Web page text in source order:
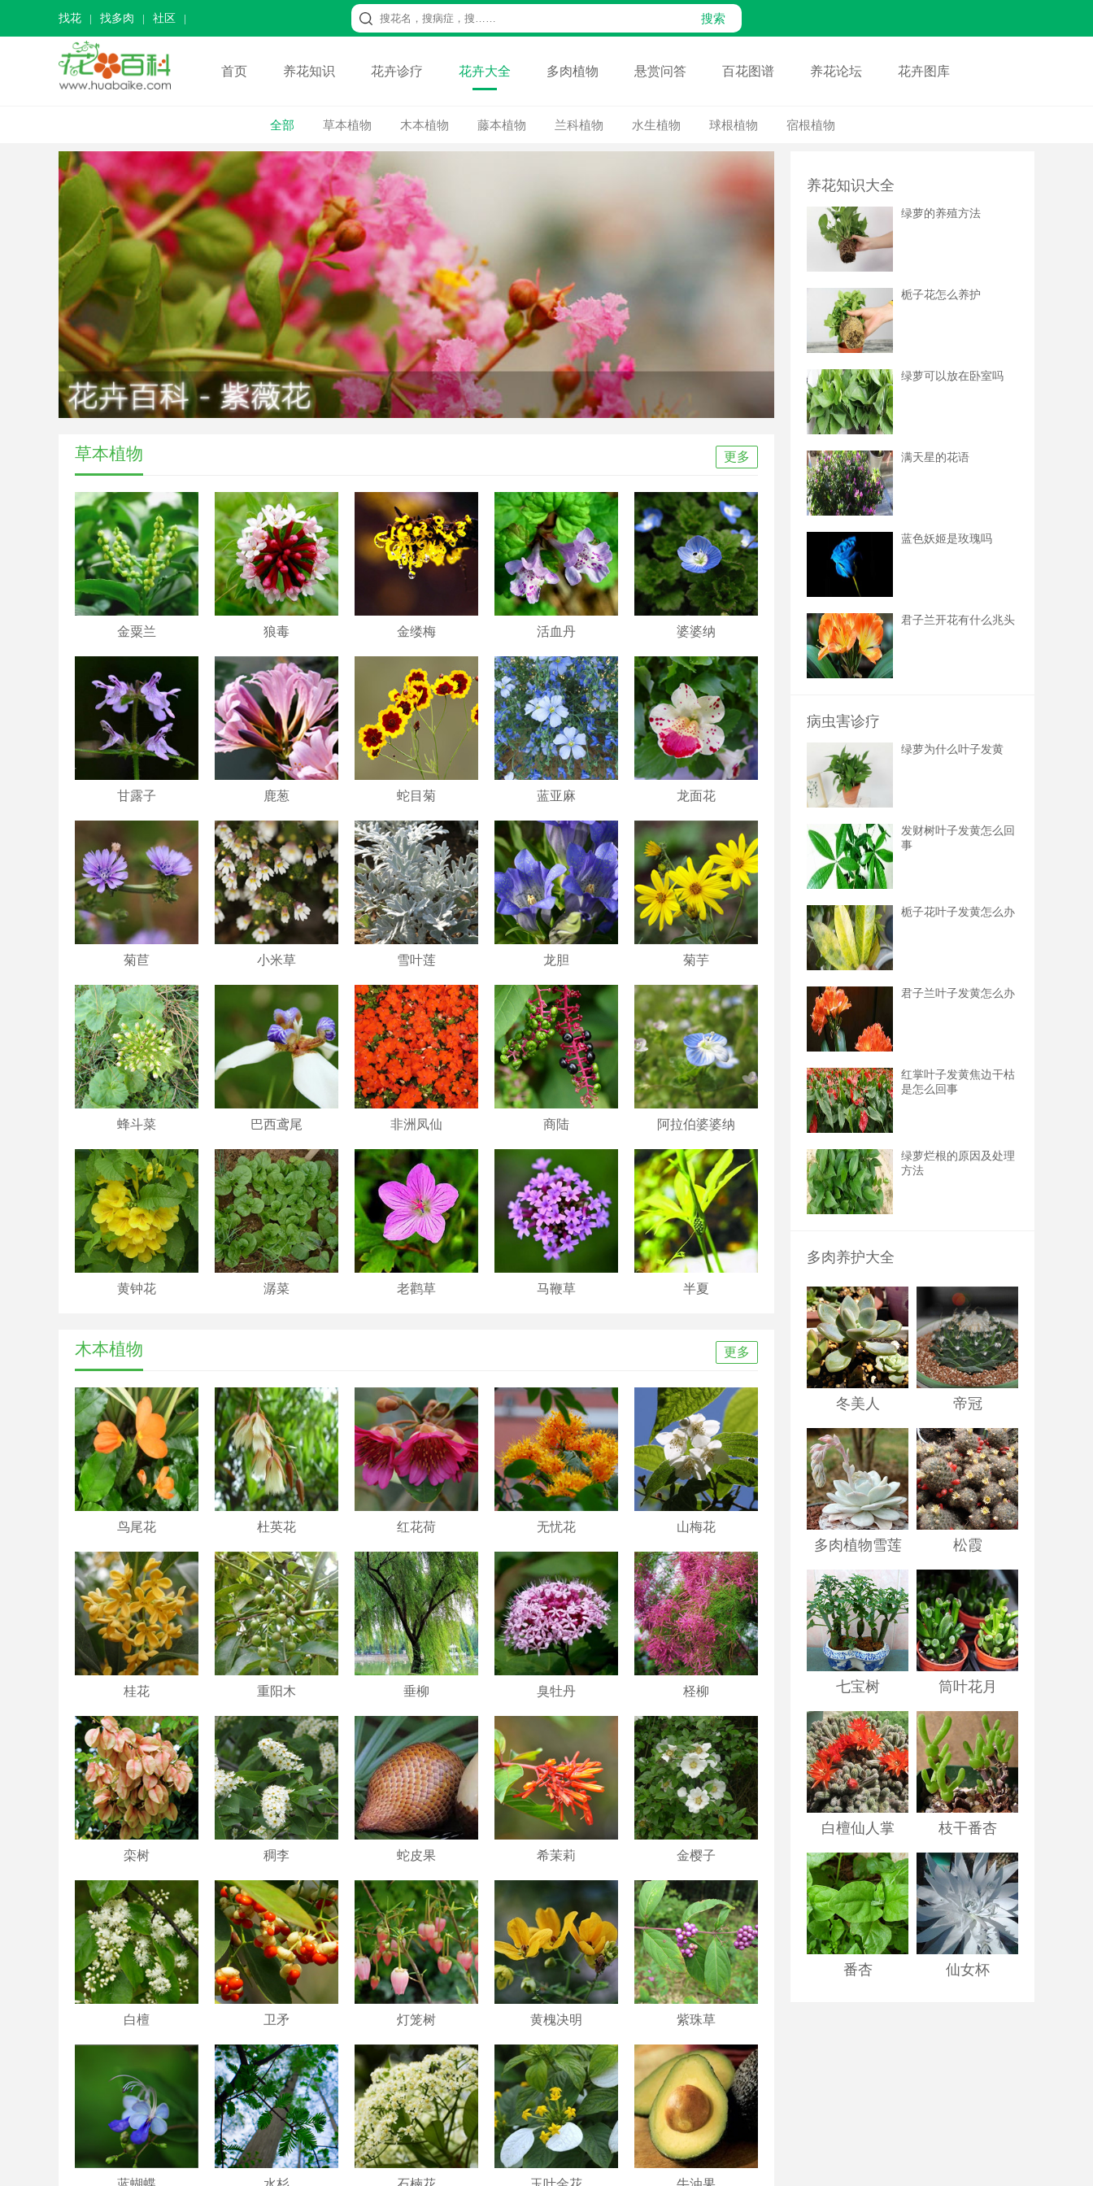
找花 找多肉 社区
首页 养花知识 花卉诊疗 花卉大全 多肉植物 悬赏问答 百花图谱 养花论坛 花卉图库
全部 草本植物 木本植物 藤本植物 兰科植物 水生植物 球根植物 宿根植物
草本植物 更多
金粟兰 狼毒 金缕梅 活血丹 婆婆纳
甘露子 鹿葱 蛇目菊 蓝亚麻 龙面花
菊苣 小米草 雪叶莲 龙胆 菊芋
蜂斗菜 巴西鸢尾 非洲凤仙 商陆 阿拉伯婆婆纳
黄钟花 潺菜 老鹳草 马鞭草 半夏
木本植物 更多
鸟尾花 杜英花 红花荷 无忧花 山梅花
桂花 重阳木 垂柳 臭牡丹 柽柳
栾树 稠李 蛇皮果 希茉莉 金樱子
白檀 卫矛 灯笼树 黄槐决明 紫珠草
养花知识大全
绿萝的养殖方法
栀子花怎么养护
绿萝可以放在卧室吗
满天星的花语
蓝色妖姬是玫瑰吗
君子兰开花有什么兆头
病虫害诊疗
绿萝为什么叶子发黄
发财树叶子发黄怎么回
事
栀子花叶子发黄怎么办
君子兰叶子发黄怎么办
红掌叶子发黄焦边干枯
是怎么回事
绿萝烂根的原因及处理
方法
多肉养护大全
冬美人 帝冠
多肉植物雪莲 松霞
七宝树 筒叶花月
白檀仙人掌 枝干番杏
番杏 仙女杯